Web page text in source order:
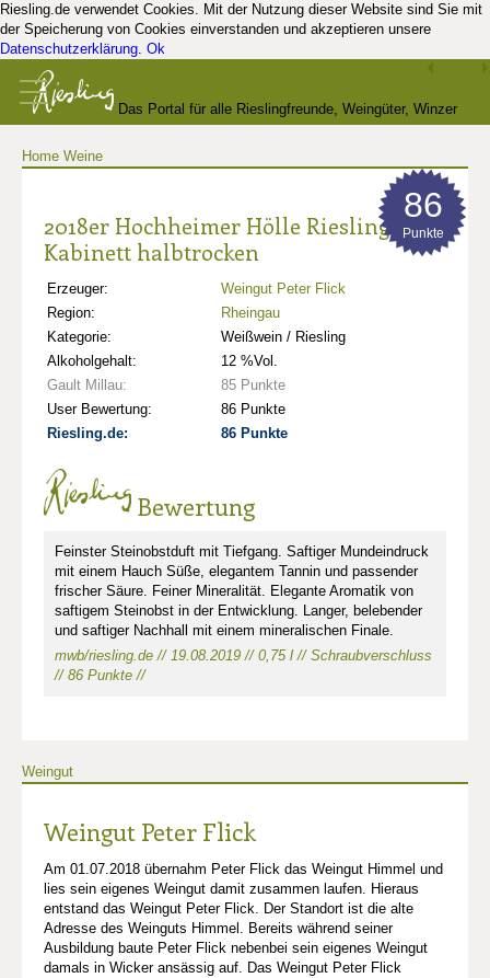
Riesling.de verwendet Cookies. Mit der Nutzung dieser Website sind Sie mit
der Speicherung von Cookies einverstanden und akzeptieren unsere
Datenschutzerklärung. Ok
Das Portal für alle Rieslingfreunde, Weingüter, Winzer
Home Weine
2018er Hochheimer Hölle Riesling
Kabinett halbtrocken
Erzeuger:
Weingut Peter Flick
Region:
Rheingau
Kategorie:
Weißwein / Riesling
Alkoholgehalt:
12 %Vol.
Gault Millau:
85 Punkte
User Bewertung:
86 Punkte
Riesling.de:
86 Punkte
86
Punkte
Bewertung
Feinster Steinobstduft mit Tiefgang. Saftiger Mundeindruck
mit einem Hauch Süße, elegantem Tannin und passender
frischer Säure. Feiner Mineralität. Elegante Aromatik von
saftigem Steinobst in der Entwicklung. Langer, belebender
und saftiger Nachhall mit einem mineralischen Finale.
mwb/riesling.de // 19.08.2019 // 0,75 l // Schraubverschluss
// 86 Punkte //
Weingut
Weingut Peter Flick
Am 01.07.2018 übernahm Peter Flick das Weingut Himmel und
lies sein eigenes Weingut damit zusammen laufen. Hieraus
entstand das Weingut Peter Flick. Der Standort ist die alte
Adresse des Weinguts Himmel. Bereits während seiner
Ausbildung baute Peter Flick nebenbei sein eigenes Weingut
damals in Wicker ansässig auf. Das Weingut Peter Flick